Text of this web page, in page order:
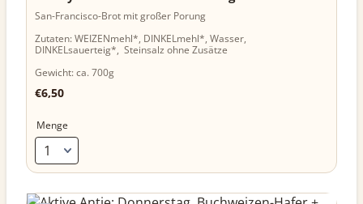
San-Francisco-Brot mit großer Porung
Zutaten: WEIZENmehl*, DINKELmehl*, Wasser,
DINKELsauerteig*, Steinsalz ohne Zusätze
Gewicht: ca. 700g
€6,50
€6,50
Menge